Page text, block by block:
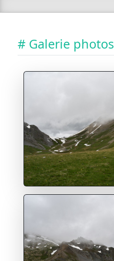
# Galerie photos